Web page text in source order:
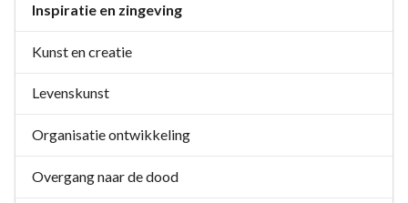
Inspiratie en zingeving
Kunst en creatie
Levenskunst
Organisatie ontwikkeling
Overgang naar de dood